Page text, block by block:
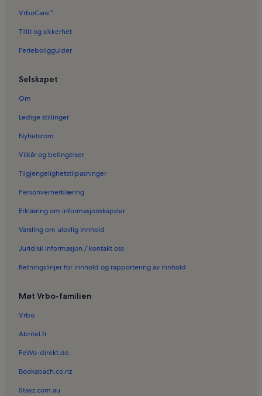
Ferieboliger i Le Barroux
Ferieboliger i Vaucluse
Ferieboliger i Sarrians
Ferieboliger i Seguret
Ferieboliger i Violes
Ferieboliger i Saint-Didier
Ferieboliger i Sainte-Colombe
Ferieboliger i Carpentras
Ferieboliger i Sirkus Alexis Gruss
Ferieboliger i Châteauneuf-du-pape AOC
VrboCare™
Tillit og sikkerhet
Ferieboligguider
Selskapet
Om
Ledige stillinger
Nyhetsrom
Vilkår og betingelser
Tilgjengelighetstilpasninger
Personvernerklæring
Erklæring om informasjonskapsler
Varsling om ulovlig innhold
Juridisk informasjon / kontakt oss
Retningslinjer for innhold og rapportering av innhold
Møt Vrbo-familien
Vrbo
Abritel.fr
FeWo-direkt.de
Bookabach.co.nz
Stayz.com.au